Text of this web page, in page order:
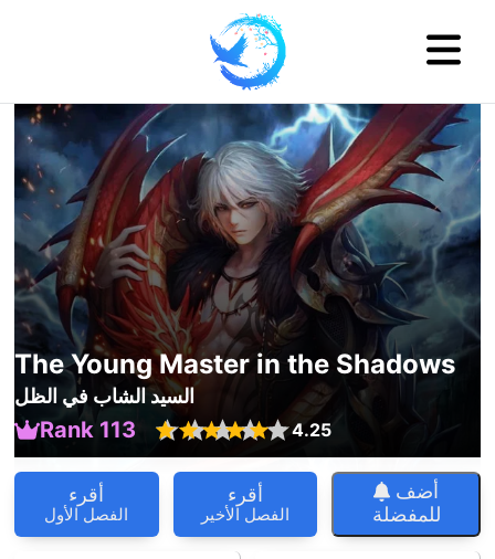
The Young Master in the Shadows
السيد الشاب في الظل
Rank 113 4.25
أقرء
الفصل الأول
أقرء
الفصل الأخير
أضف
للمفضلة